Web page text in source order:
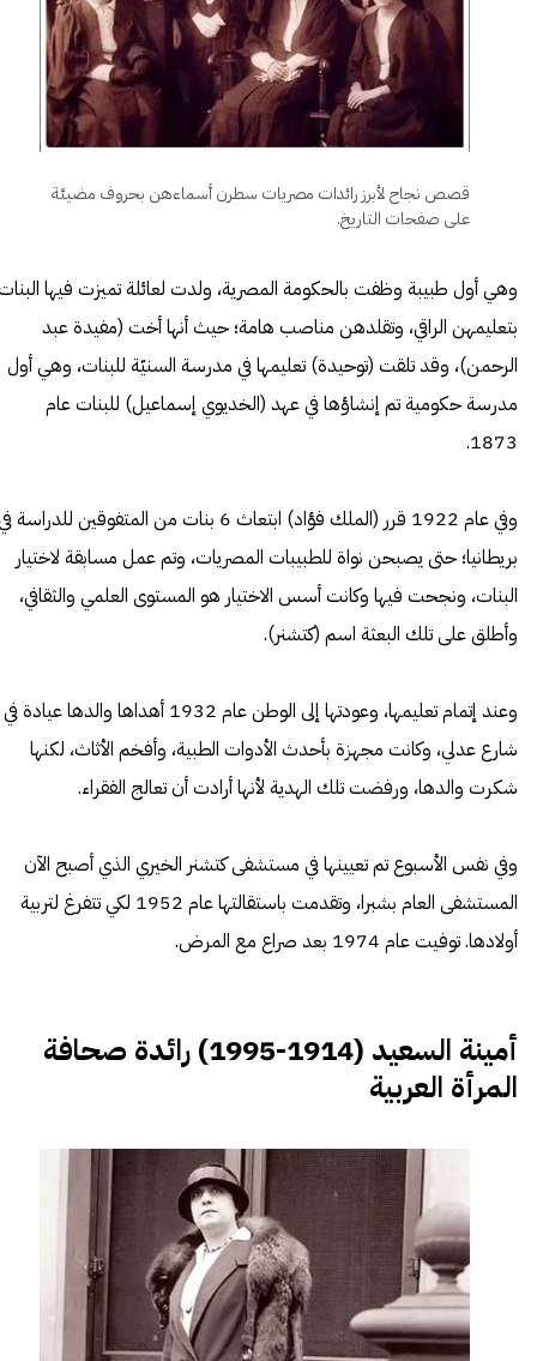
قصص نجاح لأبرز رائدات مصريات سطرن أسماءهن بحروف مضيئة
على صفحات التاريخ.
وهي أول طبيبة وظفت بالحكومة المصرية، ولدت لعائلة تميزت فيها
بتعليمهن الراقي، وتقلدهن مناصب هامة؛ حيث أنها أخت (مفيدة عبد
الرحمن)، وقد تلقت (توحيدة) تعليمها في مدرسة السنيّة للبنات، وهي أول
مدرسة حكومية تم إنشاؤها في عهد (الخديوي إسماعيل) للبنات عام
1873.
وفي عام 1922 قرر (الملك فؤاد) ابتعاث 6 بنات من المتفوقين للدراسة
بريطانيا؛ حتى يصبحن نواة للطبيبات المصريات، وتم عمل مسابقة لاختيار
البنات، ونجحت فيها وكانت أسس الاختيار هو المستوى العلمي والثقافي،
وأطلق على تلك البعثة اسم (كتشنر).
وعند إتمام تعليمها، وعودتها إلى الوطن عام 1932 أهداها والدها عيادة في
شارع عدلي، وكانت مجهزة بأحدث الأدوات الطبية، وأفخم الأثاث، لكنها
شكرت والدها، ورفضت تلك الهدية لأنها أرادت أن تعالج الفقراء.
وفي نفس الأسبوع تم تعيينها في مستشفى كتشنر الخيري الذي أصبح الآن
المستشفى العام بشبرا، وتقدمت باستقالتها عام 1952 لكي تتفرغ لتربية
أولادها. توفيت عام 1974 بعد صراع مع المرض.
أمينة السعيد (1914-1995) رائدة صحافة
المرأة العربية